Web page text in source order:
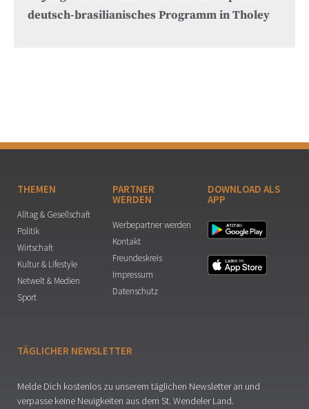
deutsch-brasilianisches Programm in Tholey
THEMEN
Alltag & Gesellschaft
Politik
Wirtschaft
Kultur & Lifestyle
Netwelt & Medien
Sport
PARTNER
WERDEN
Werbepartner werden
Kontakt
Freundeskreis
Impressum
Datenschutz
DOWNLOAD ALS
APP
TÄGLICHER NEWSLETTER
Melde Dich kostenlos zu unserem täglichen Newsletter an und
verpasse keine Neuigkeiten aus dem St. Wendeler Land.